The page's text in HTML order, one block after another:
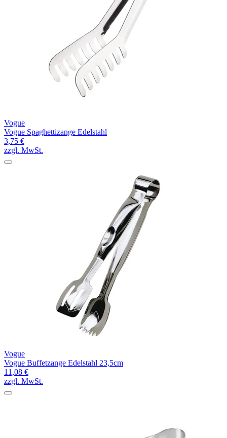
Vogue
Vogue Spaghettizange Edelstahl
3,75 €
zzgl. MwSt.
Vogue
Vogue Buffetzange Edelstahl 23,5cm
11,08 €
zzgl. MwSt.